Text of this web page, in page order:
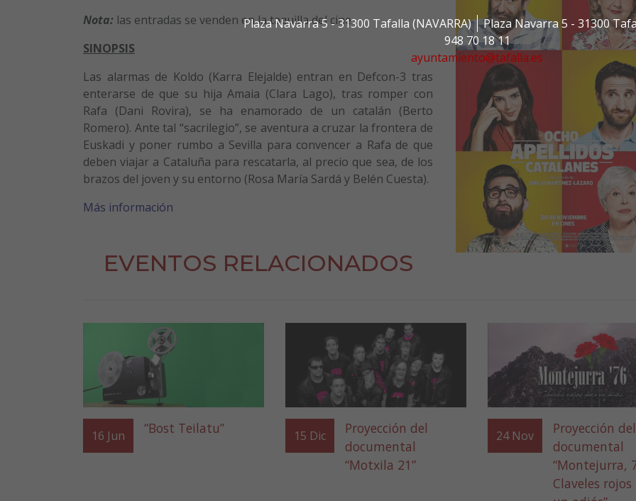
Plaza Navarra 5 - 31300 Tafalla (NAVARRA)
Plaza Navarra 5 - 31300
948 70 18 11
ayuntamiento@tafalla.es
Nota: las entradas se venden en la taquilla del cine.
SINOPSIS
Las alarmas de Koldo (Karra Elejalde) entran en Defcon-3 tras
enterarse de que su hija Amaia (Clara Lago), tras romper con
Rafa (Dani Rovira), se ha enamorado de un catalán (Berto
Romero). Ante tal “sacrilegio”, se aventura a cruzar la frontera de
Euskadi y poner rumbo a Sevilla para convencer a Rafa de que
deben viajar a Cataluña para rescatarla, al precio que sea, de los
brazos del joven y su entorno (Rosa María Sardá y Belén Cuesta).
Más información
EVENTOS RELACIONADOS
16 Jun “Bost Teilatu” 15 Dic
Proyección del
documental
“Motxila 21”
24 Nov
Proyección del
documental
“Montejurra,
Claveles rojos